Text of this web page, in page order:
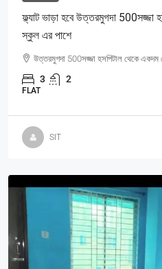
ফ্ল্যাট ভাড়া হবে উত্তরমুগদা
স্কুল এর পাশে
উত্তরমুগদা 500সজ্জা হসপিটাল থেকে
3 2
FLAT
SIT